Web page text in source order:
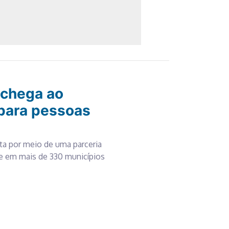
ao
pessoas
por meio de uma parceria
em mais de 330 municípios